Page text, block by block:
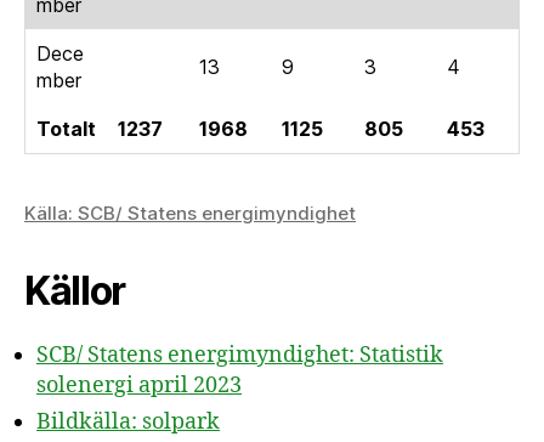
Dece
mber
13 9 3 4
Totalt 1237 1968 1125 805 453
Källa: SCB/ Statens energimyndighet
Källor
SCB/ Statens energimyndighet: Statistik
solenergi april 2023
Bildkälla: solpark